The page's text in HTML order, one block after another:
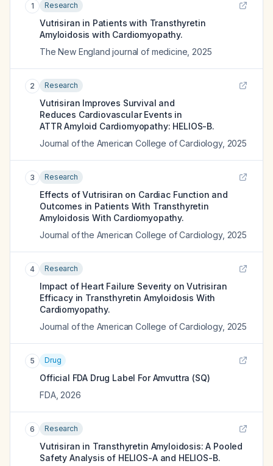
1 Research
Vutrisiran in Patients with Transthyretin
Amyloidosis with Cardiomyopathy.
The New England journal of medicine 2025
2 Research
Vutrisiran Improves Survival and
Reduces Cardiovascular Events in
ATTR Amyloid Cardiomyopathy: HELIOS-B.
Journal of the American College of Cardiology, 2025
3 Research
Effects of Vutrisiran on Cardiac Function and
Outcomes in Patients With Transthyretin
Amyloidosis With Cardiomyopathy.
Journal of the American College of Cardiology, 2025
4 Research
Impact of Heart Failure Severity on Vutrisiran
Efficacy in Transthyretin Amyloidosis With
Cardiomyopathy.
Journal of the American College of Cardiology, 2025
5 Drug
Official FDA Drug Label ForAmvuttra (SQ)
FDA, 2026
6 Research
Vutrisiran in Transthyretin Amyloidosis: A Pooled
Safety Analysis of HELIOS-A and HELIOS-B.